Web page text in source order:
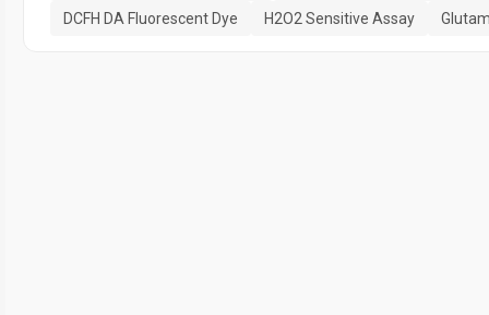
DCFH DA Fluorescent Dye
H2O2 Sensitive Assay